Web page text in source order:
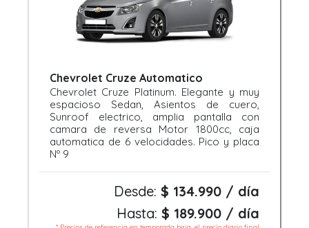
Chevrolet Cruze Automatico
Chevrolet Cruze Platinum. Elegante y muy
espacioso Sedan, Asientos de cuero,
Sunroof electrico, amplia pantalla con
camara de reversa Motor 1800cc, caja
automatica de 6 velocidades. Pico y placa
Nº 9
Desde: $ 134.990 / día
Hasta: $ 189.900 / día